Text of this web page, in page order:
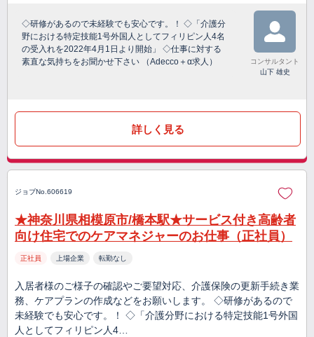
◇研修があるので未経験でも安心です。！ ◇「介護分
野における特定技能1号外国人としてフィリピン人4名
の受入れを2022年4月1日より開始」 ◇仕事に対する
素直な気持ちをお聞かせ下さい （Adecco＋α求人）
コンサルタント
山下 雄史
詳しく見る
ジョブNo.606619
★神奈川県相模原市/橋本駅★サービス付き高齢者
向け住宅でのケアマネジャーのお仕事（正社員）
正社員 上場企業 転勤なし
入居者様のご様子の確認やご要望対応、介護保険の更新手続き業
務、ケアプランの作成などをお願いします。 ◇研修があるので
未経験でも安心です。！ ◇「介護分野における特定技能1号外国
人としてフィリピン人4…